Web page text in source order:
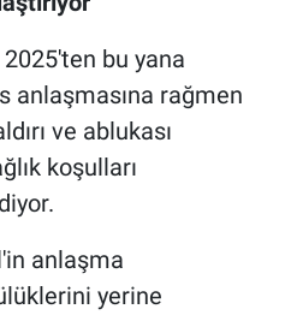
bu yana
anlaşmasına rağmen
ve ablukası
koşulları
anlaşma
yerine